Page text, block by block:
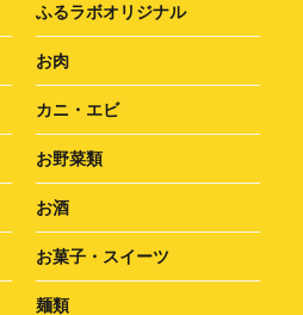
ふるラボオリジナル
お肉
カニ・エビ
お野菜類
お酒
お菓子・スイーツ
麺類